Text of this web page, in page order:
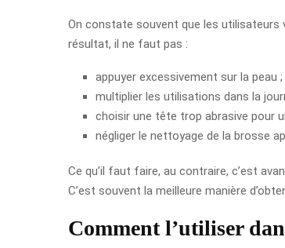
On constate souvent que les utilisateurs
résultat, il ne faut pas :
appuyer excessivement sur la peau ;
multiplier les utilisations dans la
choisir une tête trop abrasive pour
négliger le nettoyage de la brosse
Ce qu’il faut faire, au contraire, c’est
C’est souvent la meilleure manière
Comment l’utiliser